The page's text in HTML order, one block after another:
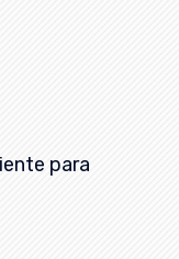
para